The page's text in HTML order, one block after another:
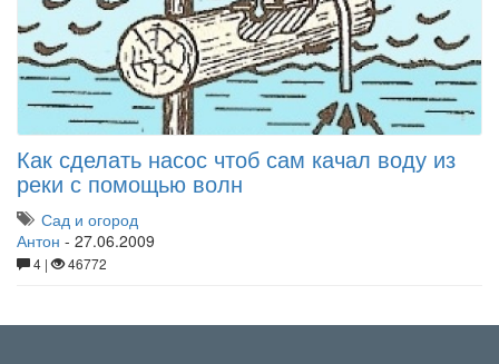
Как сделать насос чтоб сам качал воду из
реки с помощью волн
Сад и огород
Антон - 27.06.2009
4 | 46772